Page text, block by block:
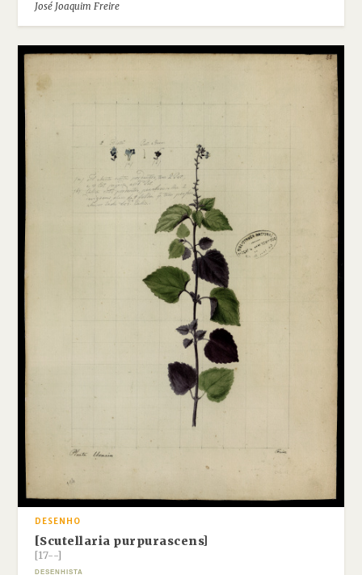
José Joaquim Freire
DESENHO
[Scutellaria purpurascens]
[17--]
DESENHISTA